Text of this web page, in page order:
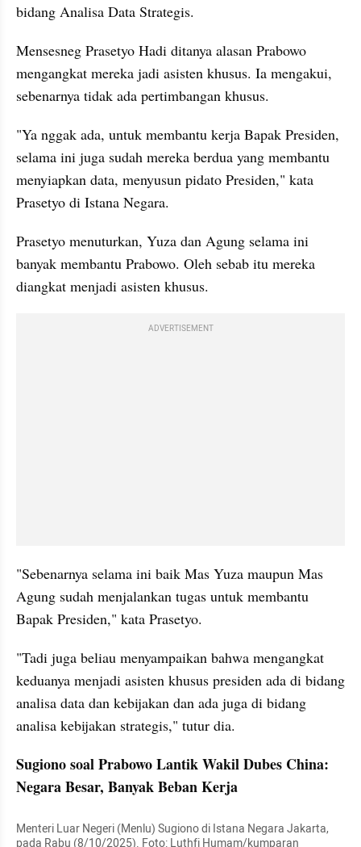
bidang Analisa Data Strategis.
Mensesneg Prasetyo Hadi ditanya alasan Prabowo
mengangkat mereka jadi asisten khusus. Ia mengakui,
sebenarnya tidak ada pertimbangan khusus.
"Ya nggak ada, untuk membantu kerja Bapak Presiden,
selama ini juga sudah mereka berdua yang membantu
menyiapkan data, menyusun pidato Presiden," kata
Prasetyo di Istana Negara.
Prasetyo menuturkan, Yuza dan Agung selama ini
banyak membantu Prabowo. Oleh sebab itu mereka
diangkat menjadi asisten khusus.
ADVERTISEMENT
"Sebenarnya selama ini baik Mas Yuza maupun Mas
Agung sudah menjalankan tugas untuk membantu
Bapak Presiden," kata Prasetyo.
"Tadi juga beliau menyampaikan bahwa mengangkat
keduanya menjadi asisten khusus presiden ada di bidang
analisa data dan kebijakan dan ada juga di bidang
analisa kebijakan strategis," tutur dia.
Sugiono soal Prabowo Lantik Wakil Dubes China:
Negara Besar, Banyak Beban Kerja
Menteri Luar Negeri (Menlu) Sugiono di Istana Negara Jakarta,
pada Rabu (8/10/2025). Foto: Luthfi Humam/kumparan